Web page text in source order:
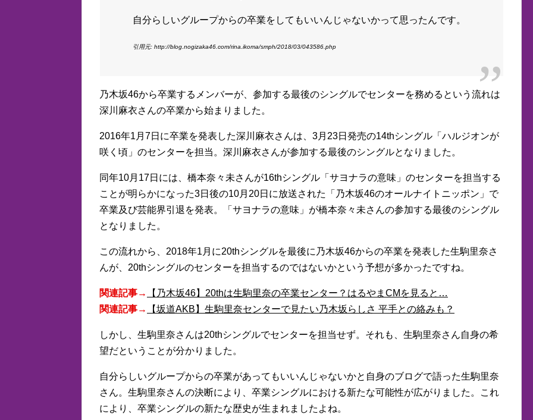
自分らしいグループからの卒業をしてもいいんじゃないかって思ったんです。
引用元: http://blog.nogizaka46.com/rina.ikoma/smph/2018/03/043586.php
乃木坂46から卒業するメンバーが、参加する最後のシングルでセンターを務めるという流れは
深川麻衣さんの卒業から始まりました。
2016年1月7日に卒業を発表した深川麻衣さんは、3月23日発売の14thシングル「ハルジオンが
咲く頃」のセンターを担当。深川麻衣さんが参加する最後のシングルとなりました。
同年10月17日には、橋本奈々未さんが16thシングル「サヨナラの意味」のセンターを担当する
ことが明らかになった3日後の10月20日に放送された「乃木坂46のオールナイトニッポン」で
卒業及び芸能界引退を発表。「サヨナラの意味」が橋本奈々未さんの参加する最後のシングル
となりました。
この流れから、2018年1月に20thシングルを最後に乃木坂46からの卒業を発表した生駒里奈さ
んが、20thシングルのセンターを担当するのではないかという予想が多かったですね。
関連記事→
【乃木坂46】20thは生駒里奈の卒業センター？はるやまCMを見ると…
関連記事→
【坂道AKB】生駒里奈センターで見たい乃木坂らしさ 平手との絡みも？
しかし、生駒里奈さんは20thシングルでセンターを担当せず。それも、生駒里奈さん自身の希
望だということが分かりました。
自分らしいグループからの卒業があってもいいんじゃないかと自身のブログで語った生駒里奈
さん。生駒里奈さんの決断により、卒業シングルにおける新たな可能性が広がりました。これ
により、卒業シングルの新たな歴史が生まれましたよね。